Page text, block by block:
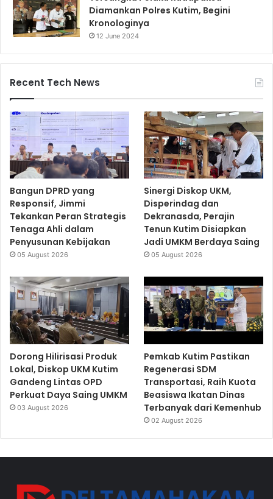
Diamankan Polres Kutim, Begini
Kronologinya
12 June 2024
Recent Tech News
Bangun DPRD yang
Responsif, Jimmi
Tekankan Peran Strategis
Tenaga Ahli dalam
Penyusunan Kebijakan
05 August 2026
Sinergi Diskop UKM,
Disperindag dan
Dekranasda, Perajin
Tenun Kutim Disiapkan
Jadi UMKM Berdaya Saing
05 August 2026
Dorong Hilirisasi Produk
Lokal, Diskop UKM Kutim
Gandeng Lintas OPD
Perkuat Daya Saing UMKM
03 August 2026
Pemkab Kutim Pastikan
Regenerasi SDM
Transportasi, Raih Kuota
Beasiswa Ikatan Dinas
Terbanyak dari Kemenhub
02 August 2026